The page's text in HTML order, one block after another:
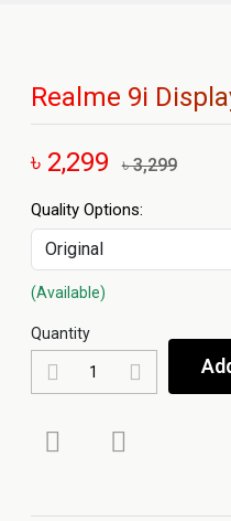
Realme 9i
৳ 2,299 ৳ 3,299
Quality Options:
(Available)
Quantity